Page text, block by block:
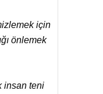
için
önlemek
insan teni